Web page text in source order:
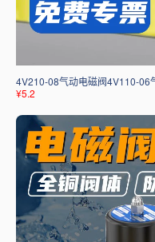
4V210-08气动电磁阀4V110-06
¥5.2